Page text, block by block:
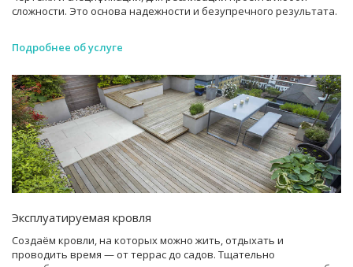
сложности. Это основа надежности и безупречного результата.
Подробнее об услуге
Эксплуатируемая кровля
Создаём кровли, на которых можно жить, отдыхать и
проводить время — от террас до садов. Тщательно